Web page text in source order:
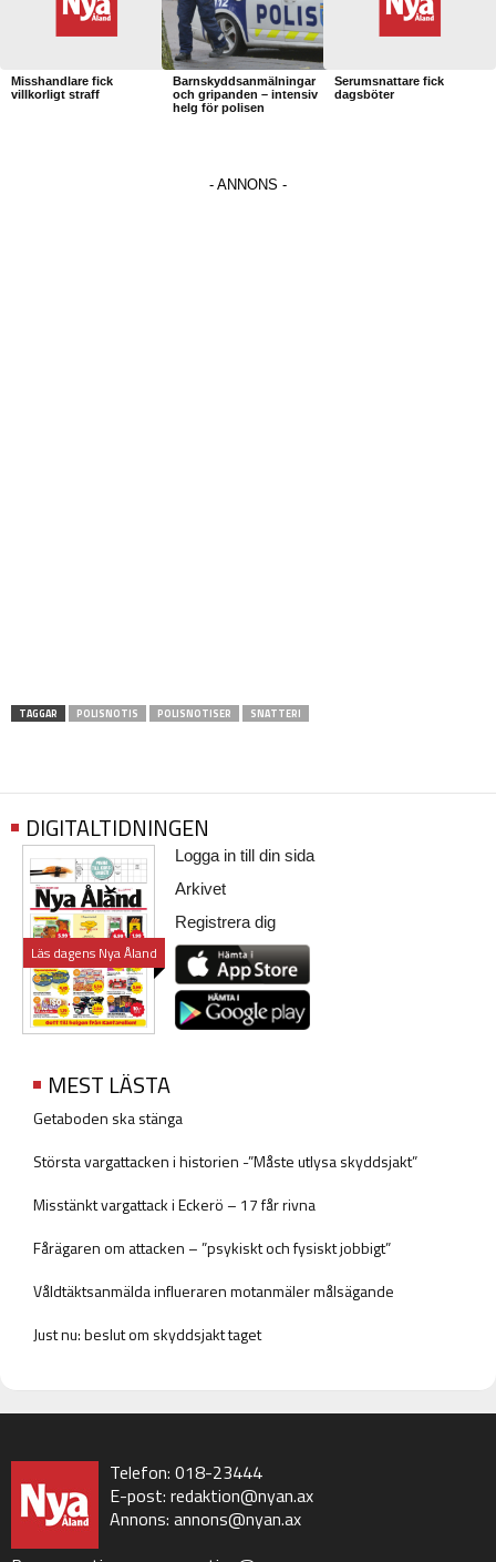
Misshandlare fick
villkorligt straff
Barnskyddsanmälningar
och gripanden – intensiv
helg för polisen
Serumsnattare fick
dagsböter
TAGGAR POLISNOTIS POLISNOTISER SNATTERI
DIGITALTIDNINGEN
Läs dagens Nya Åland
Logga in till din sida
Arkivet
Registrera dig
MEST LÄSTA
Getaboden ska stänga
Största vargattacken i historien -”Måste utlysa skyddsjakt”
Misstänkt vargattack i Eckerö – 17 får rivna
Fårägaren om attacken – ”psykiskt och fysiskt jobbigt”
Våldtäktsanmälda influeraren motanmäler målsägande
Just nu: beslut om skyddsjakt taget
Telefon: 018-23444
E-post: redaktion@nyan.ax
Annons: annons@nyan.ax